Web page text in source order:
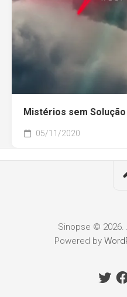
Mistérios sem Solução
05/11/2020
Sinopse © 2026.
Powered by